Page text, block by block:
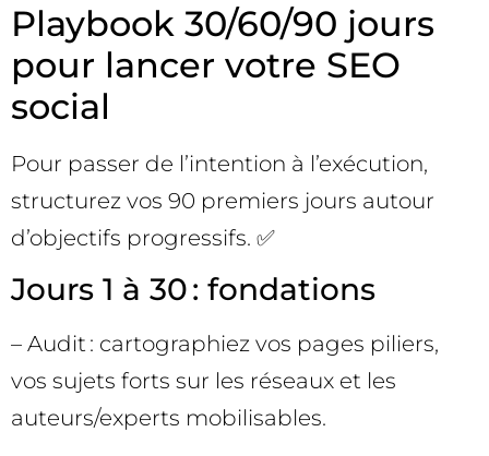
Playbook 30/60/90 jours
pour lancer votre SEO
social
Pour passer de l’intention à l’exécution,
structurez vos 90 premiers jours autour
d’objectifs progressifs. ✅
Jours 1 à 30 : fondations
– Audit : cartographiez vos pages piliers,
vos sujets forts sur les réseaux et les
auteurs/experts mobilisables.